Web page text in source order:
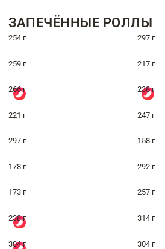
ЗАПЕЧЁННЫЕ РОЛЛЫ
254 г 297 г
259 г 217 г
266 г 238 г
221 г 247 г
297 г 158 г
178 г 292 г
173 г 257 г
238 г 314 г
304 г 304 г